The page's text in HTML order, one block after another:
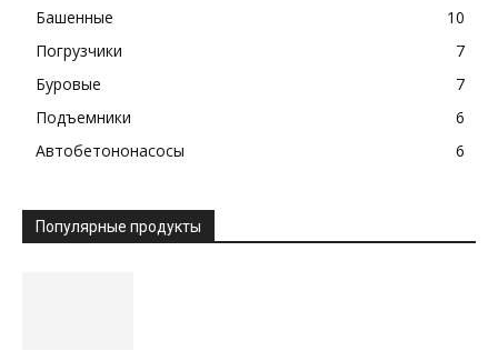
Башенные
10
Погрузчики
7
Буровые
7
Подъемники
6
Автобетононасосы
6
Популярные продукты